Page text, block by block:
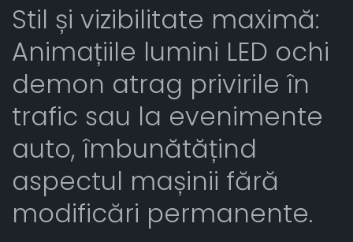
Stil și vizibilitate maximă:
Animațiile lumini LED ochi
demon atrag privirile în
trafic sau la evenimente
auto, îmbunătățind
aspectul mașinii fără
modificări permanente.